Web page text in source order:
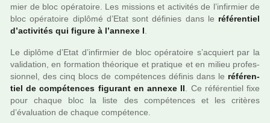
mier de bloc opé­ra­toire. Les mis­sions et acti­vi­tés de l’infir­mier de
bloc opé­ra­toire diplômé d’Etat sont défi­nies dans le réfé­ren­tiel
d’acti­vi­tés qui figure à l’annexe I
Le diplôme d’Etat d’infir­mier de bloc opé­ra­toire s’acquiert par la
vali­da­tion, en for­ma­tion théo­ri­que et pra­ti­que et en milieu pro­fes­
sion­nel, des cinq blocs de com­pé­ten­ces défi­nis dans le réfé­ren­
tiel de com­pé­ten­ces figu­rant en annexe II . Ce réfé­ren­tiel fixe
pour chaque bloc la liste des com­pé­ten­ces et les cri­tè­res
d’évaluation de chaque com­pé­tence.